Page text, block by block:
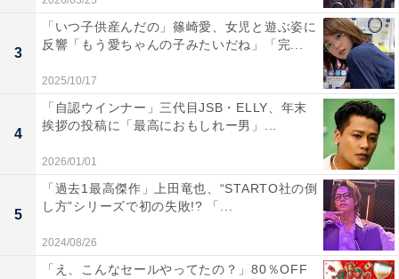
3
「いつ子供産んだの」篠崎愛、女児と遊ぶ姿に
反響「もう愛ちゃんの子みたいだね」「完...
2025/10/17
4
「自認ウインナー」三代目JSB・ELLY、年末
挨拶の投稿に「最高におもしれー男」...
2026/01/01
5
「過去1最高傑作」上田竜也、“STARTO社の倒
し方”シリーズで初の失敗!? 「...
2024/08/26
「え、こんなセールやってたの？」80％OFF